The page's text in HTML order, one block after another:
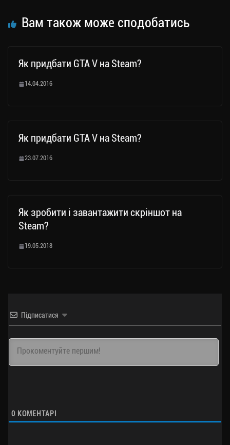
Вам також може сподобатись
Як придбати GTA V на Steam?
14.04.2016
Як придбати GTA V на Steam?
23.07.2016
Як зробити і завантажити скріншот на
Steam?
19.05.2018
Підписатися
0 КОМЕНТАРІ